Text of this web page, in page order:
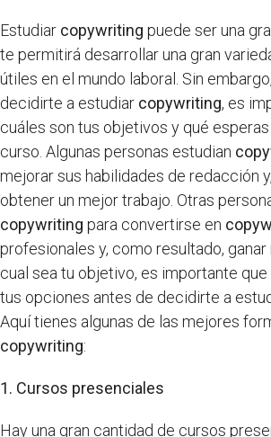
Estudiar copywriting puede ser una
te permitirá desarrollar una gran
útiles en el mundo laboral. Sin
decidirte a estudiar copywriting, es
cuáles son tus objetivos y qué
curso. Algunas personas estudian
mejorar sus habilidades de redacción
obtener un mejor trabajo. Otras
copywriting para convertirse en
profesionales y, como resultado, ganar
cual sea tu objetivo, es importante
tus opciones antes de decidirte a
Aquí tienes algunas de las mejores
copywriting:
1. Cursos presenciales
Hay una gran cantidad de cursos